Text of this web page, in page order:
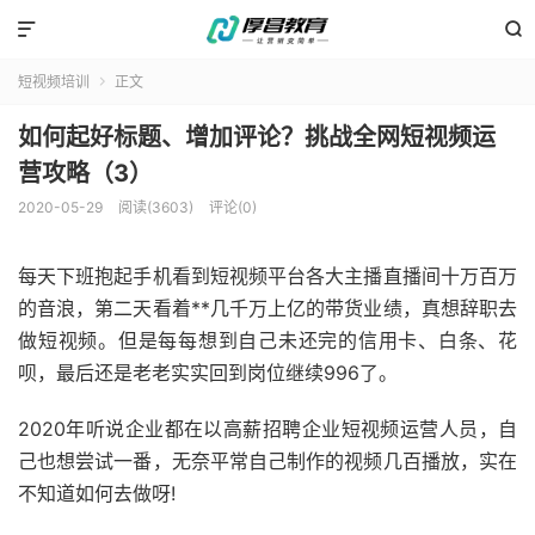


短视频培训  正文
如何起好标题、增加评论？挑战全网短视频运
营攻略（3）
2020-05-29 阅读(3603) 评论(0)
每天下班抱起手机看到短视频平台各大主播直播间十万百万
的音浪，第二天看着**几千万上亿的带货业绩，真想辞职去
做短视频。但是每每想到自己未还完的信用卡、白条、花
呗，最后还是老老实实回到岗位继续996了。
2020年听说企业都在以高薪招聘企业短视频运营人员，自
己也想尝试一番，无奈平常自己制作的视频几百播放，实在
不知道如何去做呀!